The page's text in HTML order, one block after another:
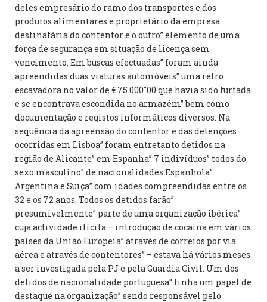
deles empresário do ramo dos transportes e dos
produtos alimentares e proprietário da empresa
destinatária do contentor e o outro” elemento de uma
força de segurança em situação de licença sem
vencimento. Em buscas efectuadas” foram ainda
apreendidas duas viaturas automóveis” uma retro
escavadora no valor de € 75.000″00 que havia sido furtada
e se encontrava escondida no armazém” bem como
documentação e registos informáticos diversos. Na
sequência da apreensão do contentor e das detenções
ocorridas em Lisboa” foram entretanto detidos na
região de Alicante” em Espanha” 7 indivíduos” todos do
sexo masculino” de nacionalidades Espanhola”
Argentina e Suiça” com idades compreendidas entre os
32 e os 72 anos. Todos os detidos farão”
presumivelmente” parte de uma organização ibérica”
cuja actividade ilícita – introdução de cocaína em vários
países da União Europeia” através de correios por via
aérea e através de contentores” – estava há vários meses
a ser investigada pela PJ e pela Guardia Civil. Um dos
detidos de nacionalidade portuguesa” tinha um papel de
destaque na organização” sendo responsável pelo